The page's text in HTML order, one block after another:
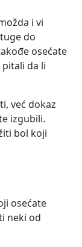
i vi
do
osećate
da li
već dokaz
izgubili.
bol koji
osećate
neki od